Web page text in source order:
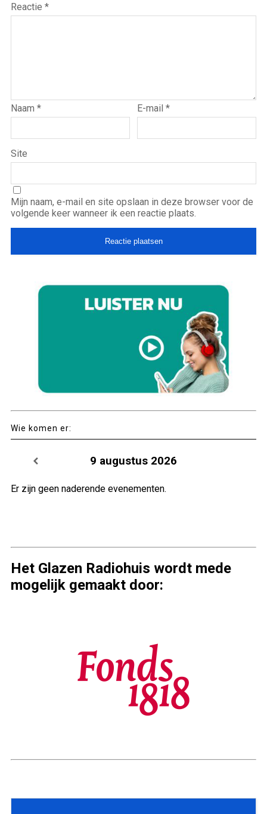
Reactie *
Naam * E-mail*
Site
Mijn naam, e-mail en site opslaan in deze browser voor de
volgende keer wanneer ik een reactie plaats.
Wie komen er:
9 augustus 2026
Er zijn geen naderende evenementen.
Het Glazen Radiohuis wordt mede
mogelijk gemaakt door: